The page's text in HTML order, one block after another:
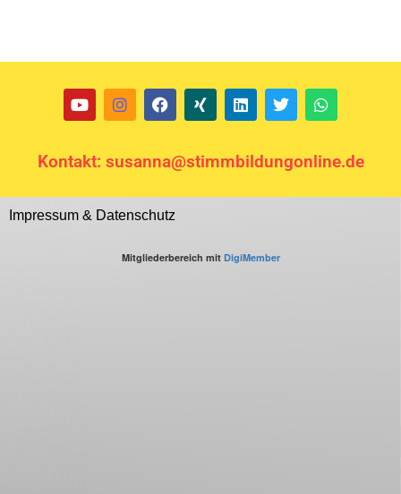
Kontakt: susanna@stimmbildungonline.de
Impressum & Datenschutz
Mitgliederbereich mit DigiMember